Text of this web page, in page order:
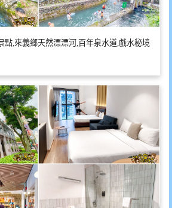
點,來義鄉天然漂漂河,百年泉水道,戲水秘境